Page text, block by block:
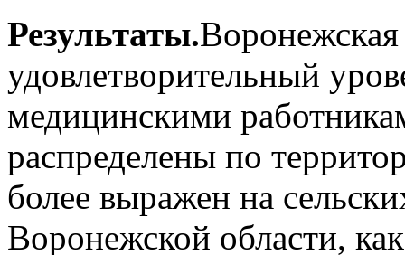
Результаты.Воронежская
удовлетворительный
медицинскими
распределены по
более выражен на
Воронежской области,